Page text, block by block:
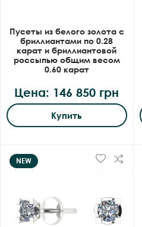
Пусеты из белого золота с
бриллиантами по 0.28
карат и бриллиантовой
россыпью общим весом
0.60 карат
Цена: 146 850 грн
Купить
NEW